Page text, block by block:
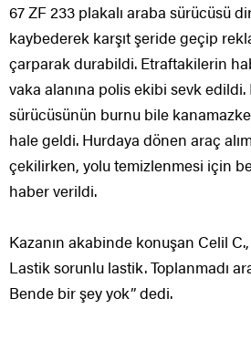
67 ZF 233 plakalı araba sürücüsü
kaybederek karşıt şeride geçip
çarparak durabildi. Etraftakilerin
vaka alanına polis ekibi sevk edildi.
sürücüsünün burnu bile
hale geldi. Hurdaya dönen araç
çekilirken, yolu temizlenmesi için
haber verildi.
Kazanın akabinde konuşan Celil C.,
Lastik sorunlu lastik. Toplanmadı
Bende bir şey yok” dedi.